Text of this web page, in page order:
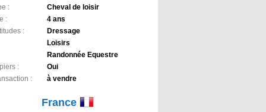
:
Cheval de loisir
:
4 ans
:
Dressage
Loisirs
Randonnée Equestre
:
Oui
:
à vendre
France